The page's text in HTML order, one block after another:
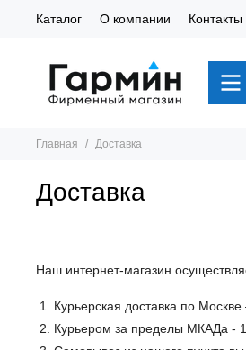
Каталог О компании Контакты
Главная Доставка
Доставка
Наш интернет-магазин
Курьерская доставка по
Курьером за пределы МКАДа -